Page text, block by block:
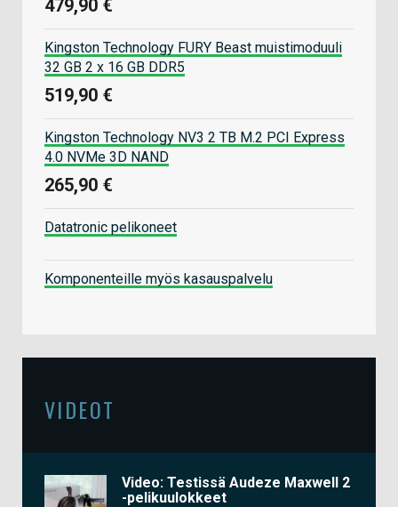
479,90 €
Kingston Technology FURY Beast muistimoduuli
32 GB 2 x 16 GB DDR5
519,90 €
Kingston Technology NV3 2 TB M.2 PCI Express
4.0 NVMe 3D NAND
265,90 €
Datatronic pelikoneet
Komponenteille myös kasauspalvelu
VIDEOT
Video: Testissä Audeze Maxwell 2
-pelikuulokkeet